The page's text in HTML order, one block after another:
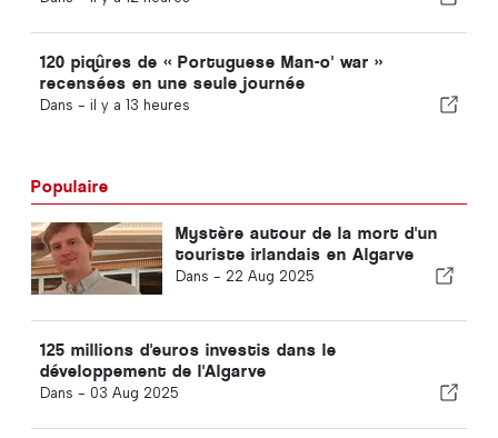
120 piqûres de « Portuguese Man-o' war »
recensées en une seule journée
Dans - il y a 13 heures
Populaire
Mystère autour de la mort d'un
touriste irlandais en Algarve
Dans - 22 Aug 2025
125 millions d'euros investis dans le
développement de l'Algarve
Dans - 03 Aug 2025